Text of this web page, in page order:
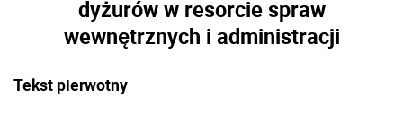
dyżurów w resorcie spraw
wewnętrznych i administracji
Tekst pierwotny